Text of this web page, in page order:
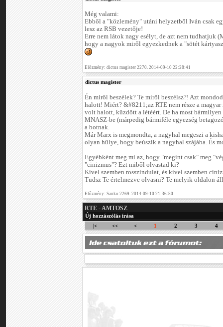
Még valami:
Ebből a "közlemény" utáni helyzetből Iván csak
lesz az RSB vezetője!
Erre nem látok nagy esélyt, de azt nem tudhatjuk
hogy a nagyok miről egyezkednek a "sötét
Előzmény: dictus magister 2270. 2014-09-10 22:28:41
dictus magister
Én miről beszélek? Te miről beszélsz?! Azt
halott! Miért? &#8211;az RTE nem része a
volt halott, küzdött a létéért. De ha most
MNASZ-be (márpedig bármiféle egyezség
a botnak.
Már Marx is megmondta, a nagyhal megeszi a
olyan hülye, hogy beúszik a nagyhal szájába. És
Egyébként meg mi az, hogy "megint csak" meg
"cinizmus"? Ezt miből olvastad ki?
Kivel szemben rosszindulat, és kivel szemben
Tudsz Te értelmezve olvasni? Te melyik oldalon
Előzmény: Sanko 2269. 2014-09-10 21:36:50
RTE - AMTOSZ
Új hozzászólás írása
|<
<< < 1 2 3 4